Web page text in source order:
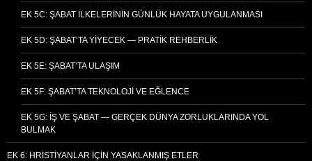
EK 5C: ŞABAT İLKELERININ GÜNLÜK HAYATA UYGULANMASI
EK 5D: ŞABAT’TA YIYECEK — PRATIK REHBERLIK
EK 5E: ŞABAT’TA ULAŞIM
EK 5F: ŞABAT’TA TEKNOLOJI VE EĞLENCE
EK 5G: İŞ VE ŞABAT — GERÇEK DÜNYA ZORLUKLARINDA YOL
BULMAK
EK 6: HRISTIYANLAR İÇIN YASAKLANMIŞ ETLER